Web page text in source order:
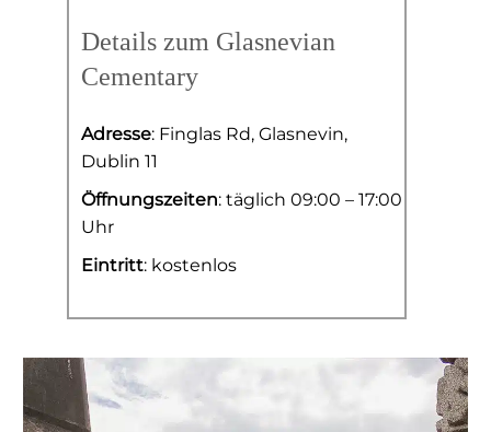
Details zum Glasnevian
Cementary
Adresse: Finglas Rd, Glasnevin,
Dublin 11
Öffnungszeiten: täglich 09:00 – 17:00
Uhr
Eintritt: kostenlos